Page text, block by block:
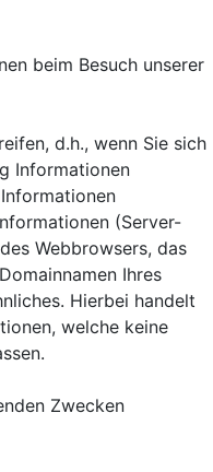
beim Besuch unserer
d.h., wenn Sie sich
Informationen
(Server-
Webbrowsers, das
Ihres
Hierbei handelt
welche keine
Zwecken